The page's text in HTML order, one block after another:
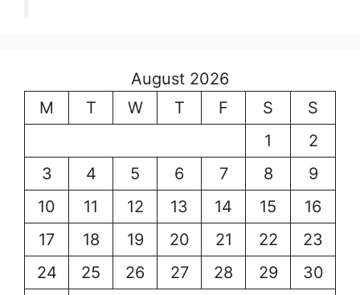
August 2026
M
T W T F S
S
1
2
3
4 5 6 7 8
9
10
11 12 13 14 15
16
17
18 19 20 21 22
23
24
25 26 27 28 29
30